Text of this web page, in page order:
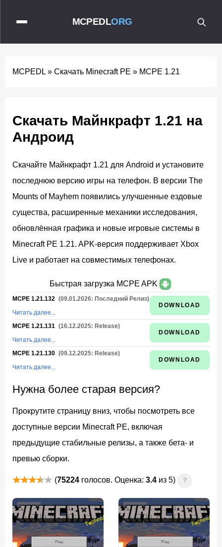
MCPEDLORG
MCPEDL » Скачать Minecraft PE » MCPE 1.21
Скачать Майнкрафт 1.21 на
Андроид
Скачайте Майнкрафт 1.21 для Android и установите
последнюю версию игры на телефон. В версии The
Mounts of Mayhem появились улучшенные ездовые
существа, расширенные механики исследования,
обновлённая графика и новые игровые системы в
Minecraft PE 1.21. APK-версия поддерживает Xbox
Live и работает на совместимых телефонах.
Быстрая загрузка MCPE APK
MCPE 1.21.132 (09.01.2026: Последний Релиз)
Читать далее...
DOWNLOAD
MCPE 1.21.131 (16.12.2025: Release)
Читать далее...
DOWNLOAD
MCPE 1.21.130 (09.12.2025: Release)
Читать далее...
DOWNLOAD
Нужна более старая версия?
Прокрутите страницу вниз, чтобы посмотреть все
доступные версии Minecraft PE, включая
предыдущие стабильные релизы, а также бета- и
превью сборки.
(75224 голосов. Оценка: 3.4 из 5) ?